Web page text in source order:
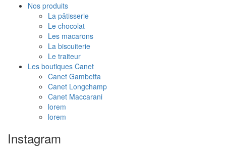
Nos produits
La pâtisserie
Le chocolat
Les macarons
La biscuiterie
Le traiteur
Les boutiques Canet
Canet Gambetta
Canet Longchamp
Canet Maccarani
lorem
lorem
Instagram